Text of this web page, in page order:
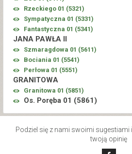
Rzeckiego 01 (5321)
Sympatyczna 01 (5331)
Fantastyczna 01 (5341)
JANA PAWŁA II
Szmaragdowa 01 (5611)
Bociania 01 (5541)
Perłowa 01 (5551)
GRANITOWA
Granitowa 01 (5851)
Os. Poręba 01 (5861 )
Podziel się z nami swoimi sugestiami
twoją opinię